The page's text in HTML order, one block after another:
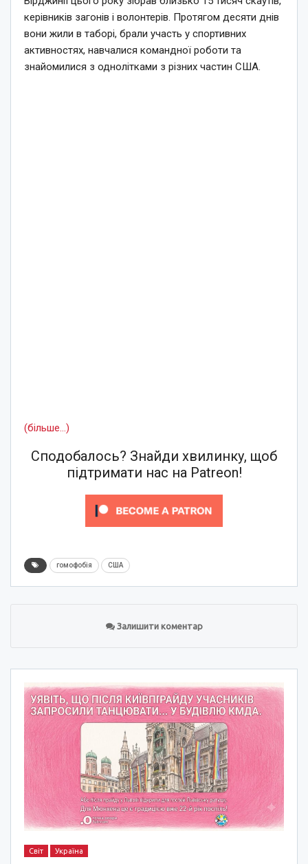
керівників загонів і волонтерів. Протягом десяти днів
вони жили в таборі, брали участь у спортивних
активностях, навчалися командної роботи та
знайомилися з однолітками з різних частин США.
(більше…)
Сподобалось? Знайди хвилинку, щоб
підтримати нас на Patreon!
гомофобія США
Залишити коментар
Світ Україна